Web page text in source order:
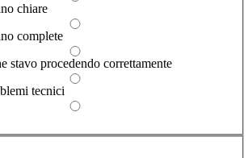
chiare
complete
stavo procedendo correttamente
tecnici